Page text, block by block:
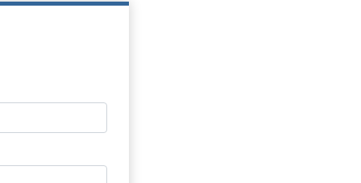
de Scientology
IntroductoriasLos Componentes de la Comprensión
La Integridad y la Honestidad
El Matrimonio
La Escala Tonal Emocional